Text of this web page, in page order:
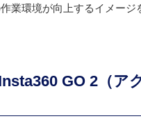
業環境が向上するイメージ
GO 2（ア